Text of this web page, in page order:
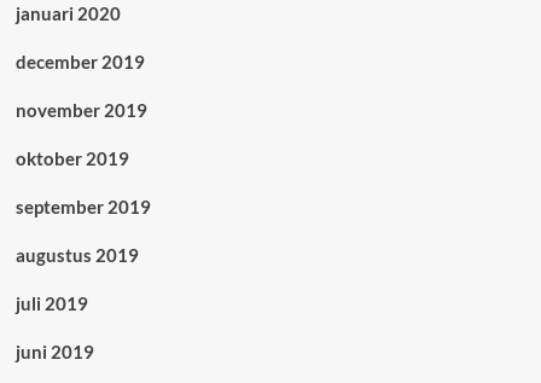
januari 2020
december 2019
november 2019
oktober 2019
september 2019
augustus 2019
juli 2019
juni 2019